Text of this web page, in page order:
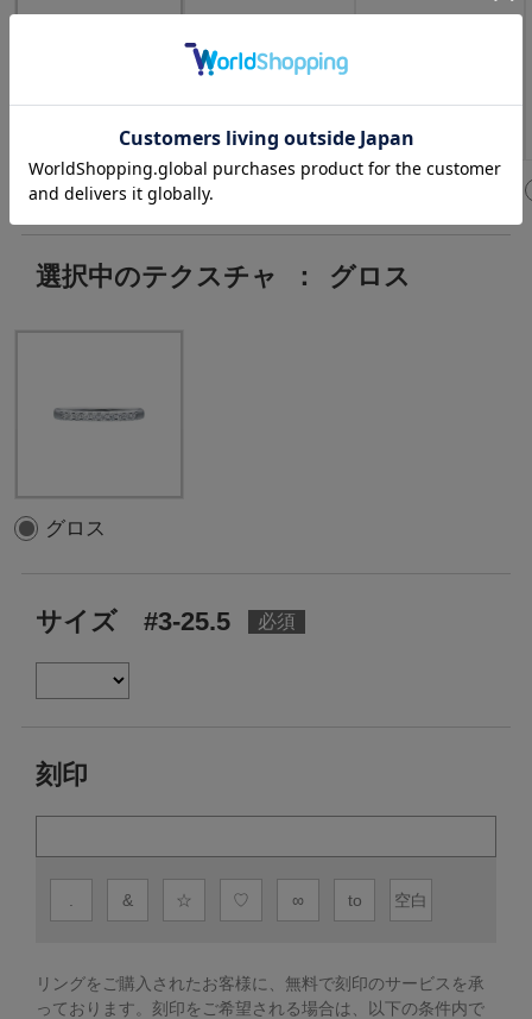
0.20ct
選択中のテクスチャ ： グロス
グロス
サイズ #3-25.5
刻印
& ☆ ♡ ∞ to 空白
リングをご購入されたお客様に、無料で刻印のサービスを承
っております。 刻印をご希望される場合は、以下の条件内で